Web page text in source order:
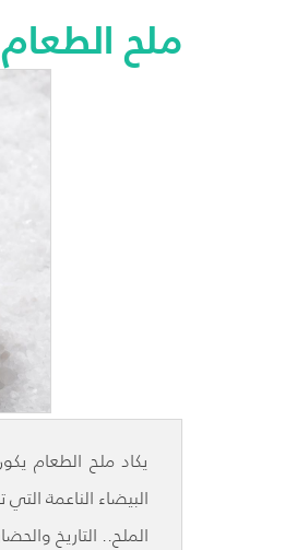
ملح
يكاد ملح الطعام
البيضاء الناعمة
الملح.. التاريخ